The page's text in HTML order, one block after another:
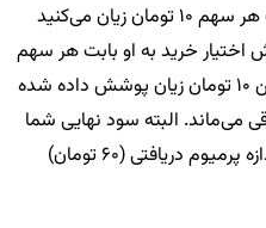
200 تومان از شما می‌خرد یعنی بابت هر سهم 10 تومان زیان می‌کنید
اختیار خرید به او بابت هر سهم
60 تومان پرمیوم دریافت کرده‌اید این 10 تومان زیان پوشش داده شده
می‌ماند. البته سود نهایی شما
محدود است و نهایتا می‌تواند به اندازه پرمیوم دریافتی (60 تومان)